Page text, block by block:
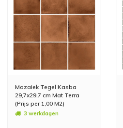
Mozaiek Tegel Kasba
29,7x29,7 cm Mat Terra
(Prijs per 1,00 M2)
3 werkdagen